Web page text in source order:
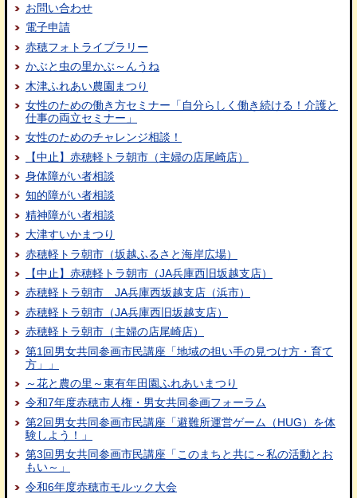
お問い合わせ
電子申請
赤穂フォトライブラリー
かぶと虫の里かぶ～んうね
木津ふれあい農園まつり
女性のための働き方セミナー「自分らしく働き続ける！介護と
仕事の両立セミナー」
女性のためのチャレンジ相談！
【中止】赤穂軽トラ朝市（主婦の店尾崎店）
身体障がい者相談
知的障がい者相談
精神障がい者相談
大津すいかまつり
赤穂軽トラ朝市（坂越ふるさと海岸広場）
【中止】赤穂軽トラ朝市（JA兵庫西旧坂越支店）
赤穂軽トラ朝市 JA兵庫西坂越支店（浜市）
赤穂軽トラ朝市（JA兵庫西旧坂越支店）
赤穂軽トラ朝市（主婦の店尾崎店）
第1回男女共同参画市民講座「地域の担い手の見つけ方・育て
方」」
～花と農の里～東有年田園ふれあいまつり
令和7年度赤穂市人権・男女共同参画フォーラム
第2回男女共同参画市民講座「避難所運営ゲーム（HUG）を体
験しよう！」
第3回男女共同参画市民講座「このまちと共に～私の活動とお
もい～」
令和6年度赤穂市モルック大会